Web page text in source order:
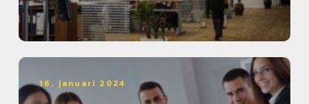
16. januari 2024